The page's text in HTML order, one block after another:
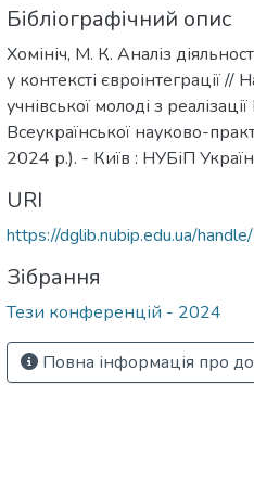
Бібліографічний опис
Хомініч, М. К. Аналіз
у контексті євроінтеграції //
учнівської молоді з
Всеукраїнської науково-
2024 р.). - Київ : НУБіП
URI
https://dglib.nubip.edu.ua/
Зібрання
Тези конференцій - 2024
Повна інформація про